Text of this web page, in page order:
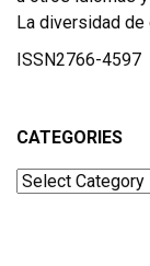
La diversidad
ISSN2766-4597
CATEGORIES
Categories